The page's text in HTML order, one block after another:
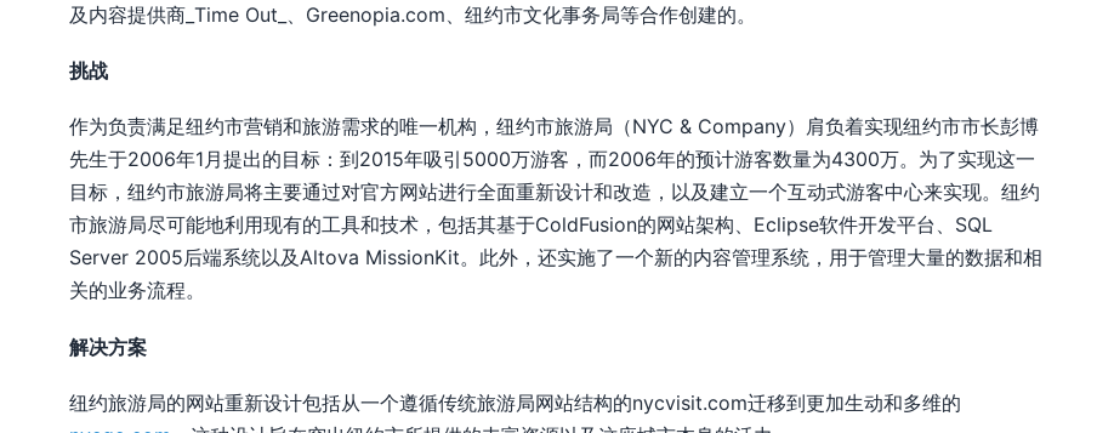
及内容提供商_Time Out_、Greenopia.com、纽约市文化事务局等合作创建的。
挑战
作为负责满足纽约市营销和旅游需求的唯一机构，纽约市旅游局（NYC & Company）肩负着实现纽约市市长彭博
先生于2006年1月提出的目标：到2015年吸引5000万游客，而2006年的预计游客数量为4300万。为了实现这一
目标，纽约市旅游局将主要通过对官方网站进行全面重新设计和改造，以及建立一个互动式游客中心来实现。纽约
市旅游局尽可能地利用现有的工具和技术，包括其基于ColdFusion的网站架构、Eclipse软件开发平台、SQL
Server 2005后端系统以及Altova MissionKit。此外，还实施了一个新的内容管理系统，用于管理大量的数据和相
关的业务流程。
解决方案
纽约旅游局的网站重新设计包括从一个遵循传统旅游局网站结构的nycvisit.com迁移到更加生动和多维的